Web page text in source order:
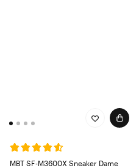
MBT SF-M3600X Sneaker Dame